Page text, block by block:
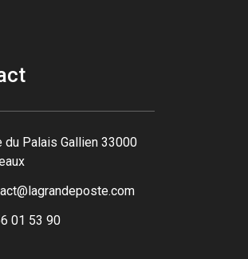
du Palais Gallien 33000
01 53 90